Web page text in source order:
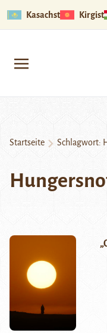
Kasachstan
Startseite Schlagwort: